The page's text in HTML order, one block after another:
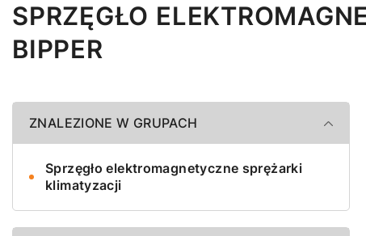
SPRZĘGŁO
BIPPER
ZNALEZIONE W GRUPACH
Sprzęgło elektromagnetyczne sprężarki
klimatyzacji